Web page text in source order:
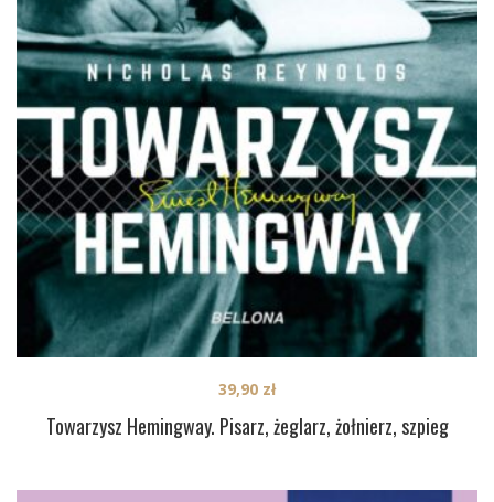
Towarzysz Hemingway. Pisarz, żeglarz, żołnierz, szpieg
39,90 zł